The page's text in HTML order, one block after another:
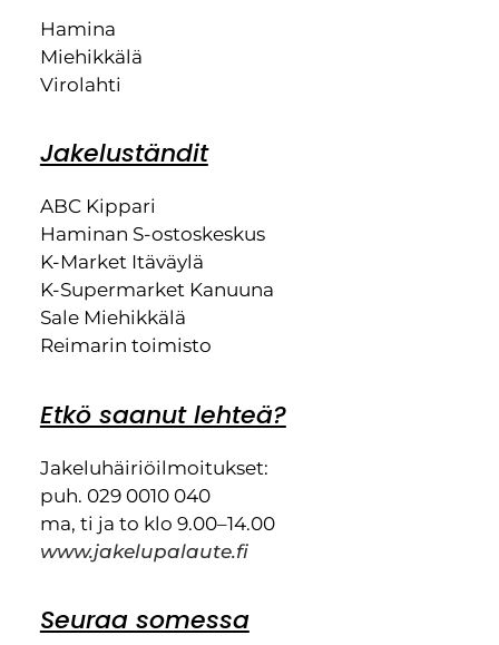
Hamina
Miehikkälä
Virolahti
Jakeluständit
ABC Kippari
Haminan S-ostoskeskus
K-Market Itäväylä
K-Supermarket Kanuuna
Sale Miehikkälä
Reimarin toimisto
Etkö saanut lehteä?
Jakeluhäiriöilmoitukset:
puh. 029 0010 040
ma, ti ja to klo 9.00–14.00
www.jakelupalaute.fi
Seuraa somessa